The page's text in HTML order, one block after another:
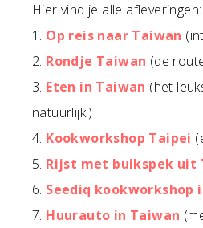
Hier vind je alle afleveringen:
1. Op reis naar Taiwan
2. Rondje Taiwan (de
3. Eten in Taiwan (het
natuurlijk!)
4. Kookworkshop Taipei
5. Rijst met buikspek uit
6. Seediq kookworkshop
7. Huurauto in Taiwan